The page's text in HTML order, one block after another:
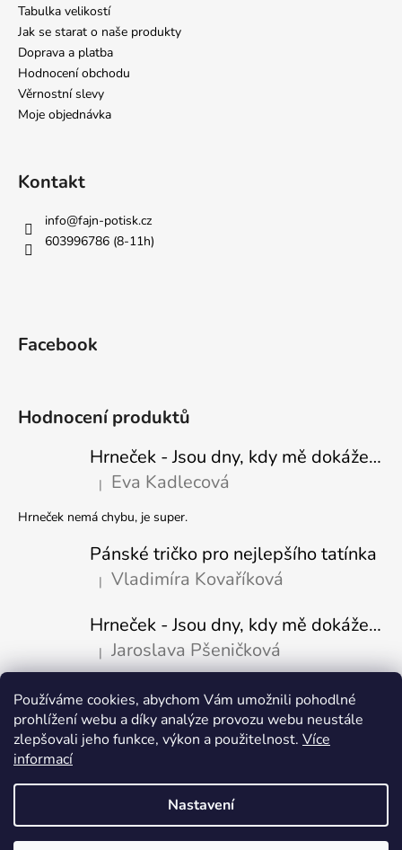
Používáme cookies, abychom Vám umožnili pohodlné
prohlížení webu a díky analýze provozu webu neustále
zlepšovali jeho funkce, výkon a použitelnost. Více
informací
Nastavení
Tabulka velikostí
Jak se starat o naše produkty
Doprava a platba
Hodnocení obchodu
Věrnostní slevy
Moje objednávka
Kontakt
info@fajn-potisk.cz
603996786 (8-11h)
Facebook
Hodnocení produktů
Hrneček - Jsou dny, kdy mě dokáže nasrat i vzduch - Sova
Hodnocení produktu je 5 z 5 hvězdiček.
| Eva Kadlecová
Hrneček nemá chybu, je super.
Pánské tričko pro nejlepšího tatínka
Hodnocení produktu je 5 z 5 hvězdiček.
| Vladimíra Kovaříková
Hrneček - Jsou dny, kdy mě dokáže nasrat i vzduch-naštvaný pejsek
Hodnocení produktu je 5 z 5 hvězdiček.
| Jaroslava Pšeničková
Přijímáme online platby
Copyright 2026Fajn-potisk.cz. Všechna práva vyhrazena.Upravit